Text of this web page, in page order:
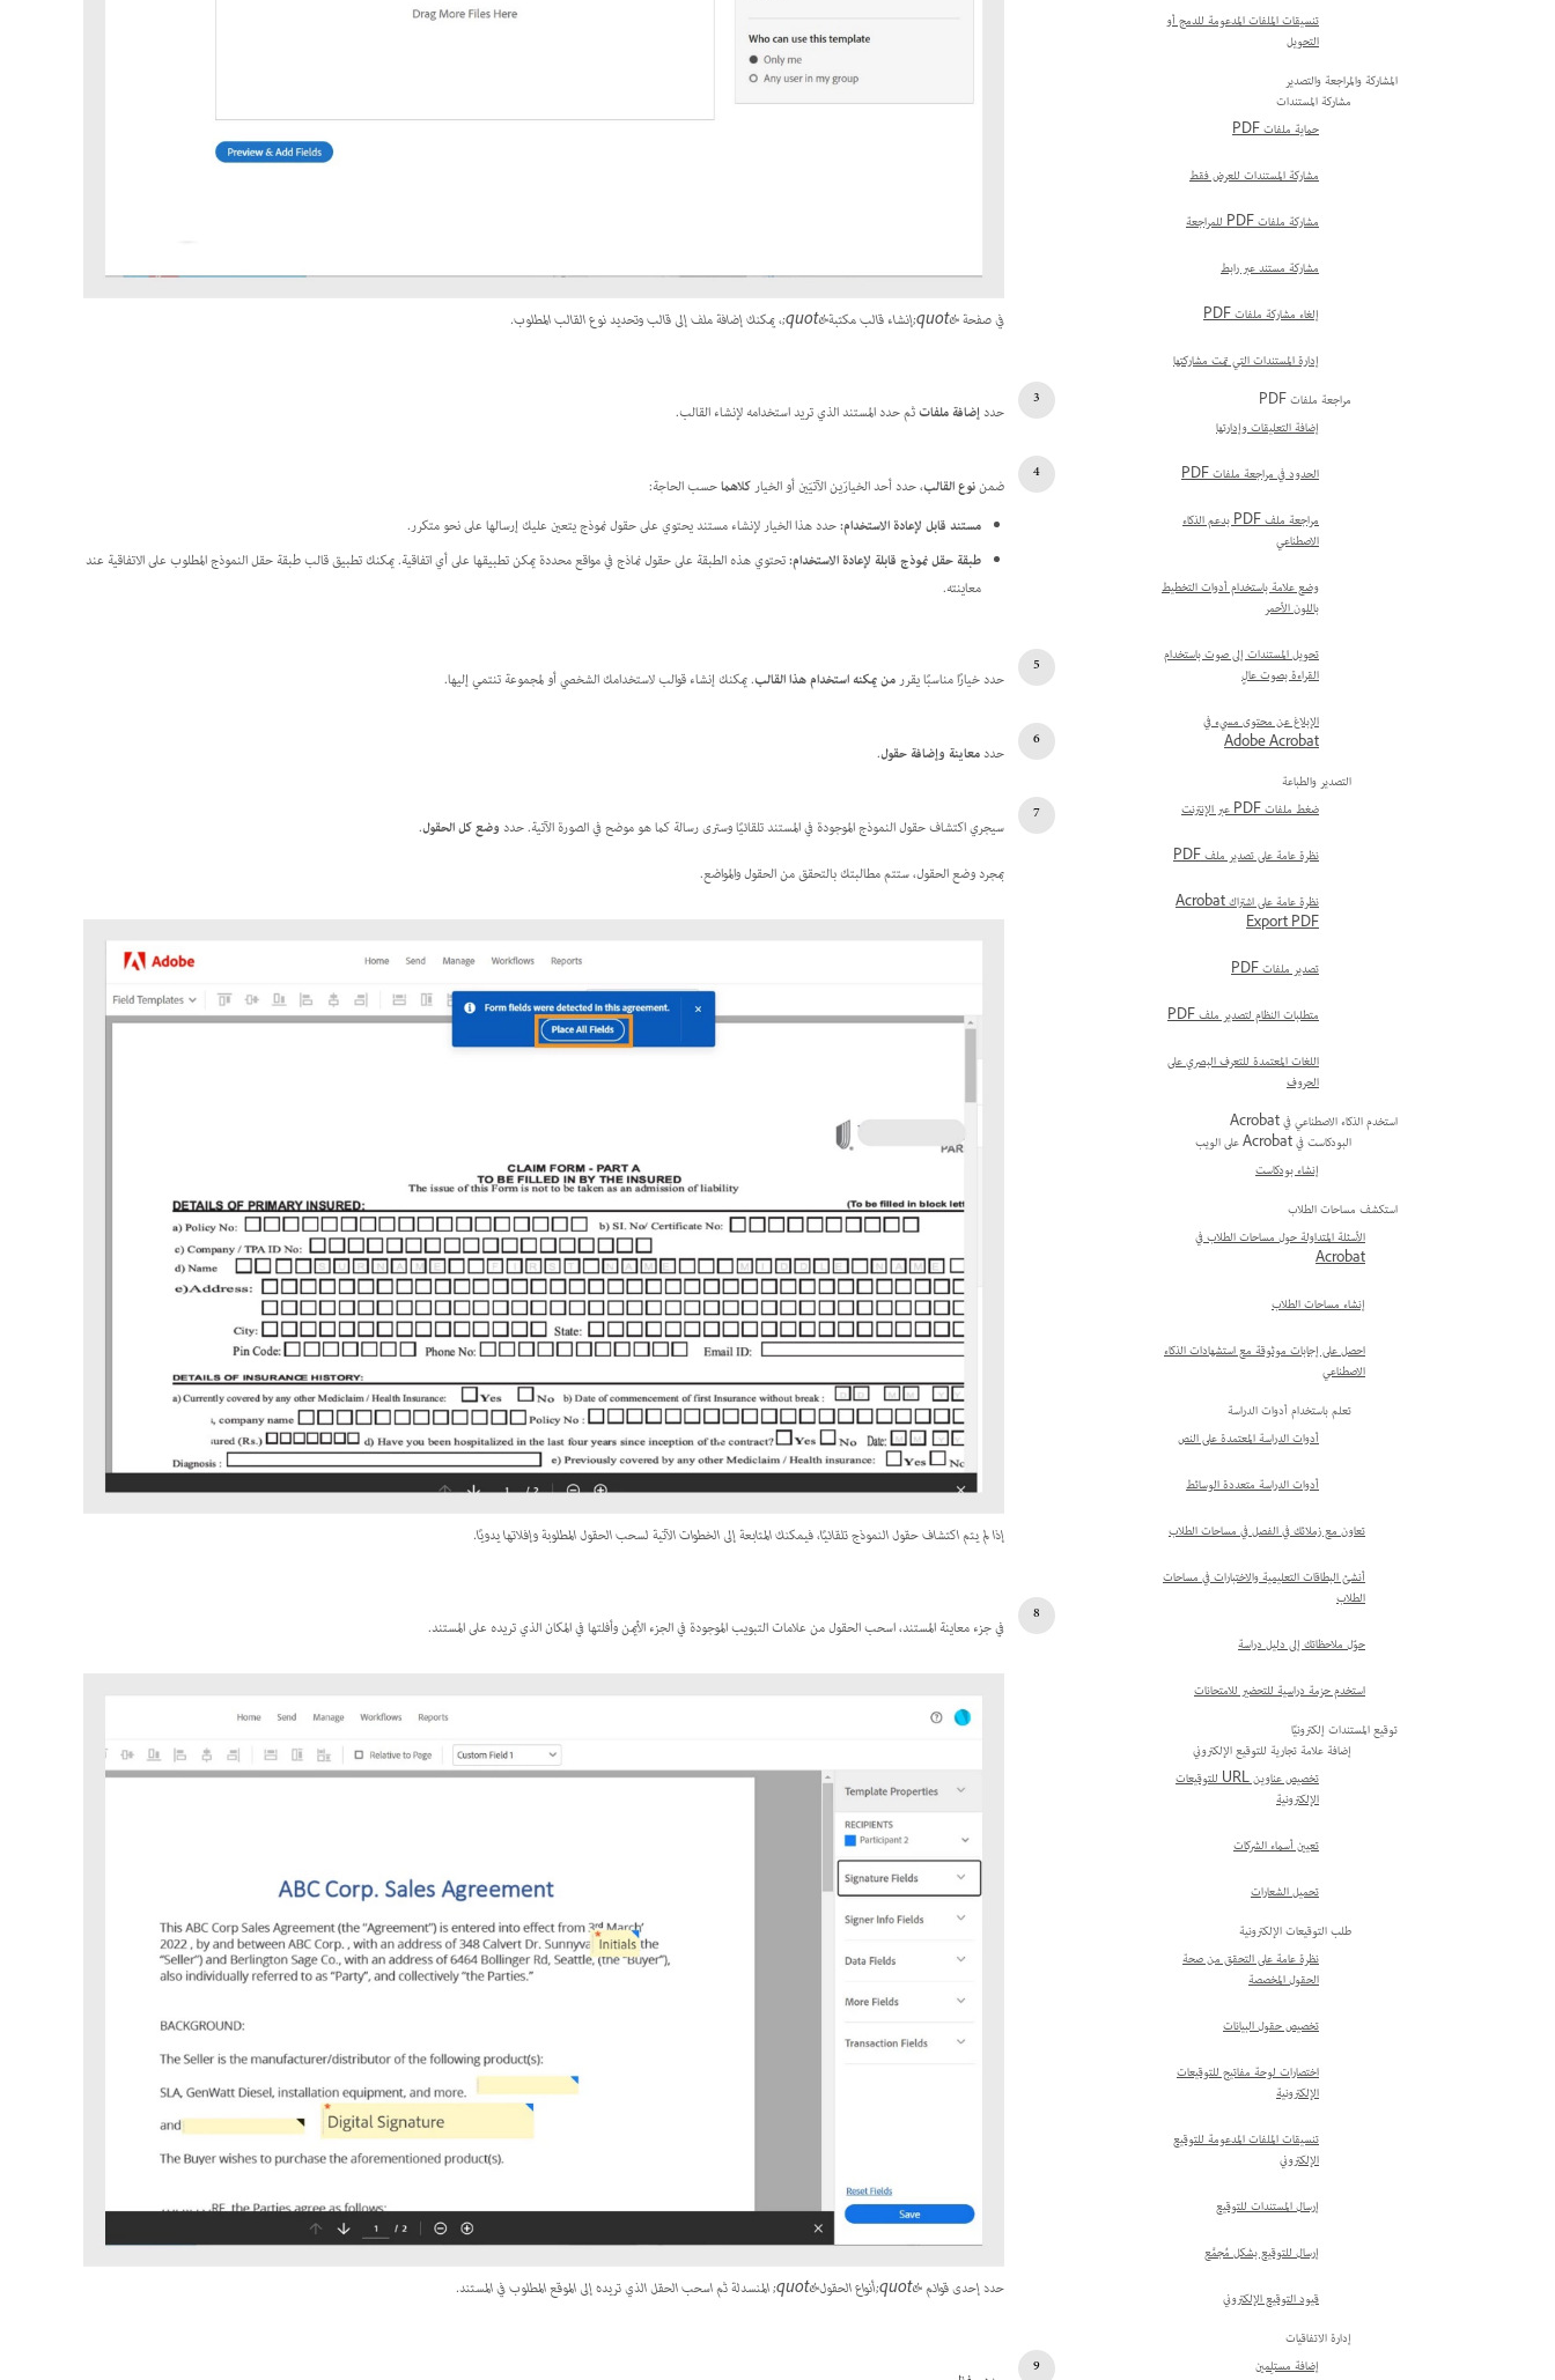
تنسيقات الملفات المدعومة للدمج أو
التحويل
المشاركة والمراجعة والتصدير
مشاركة المستندات
حماية ملفات PDF
مشاركة المستندات للعرض فقط
مشاركة ملفات PDF للمراجعة
مشاركة مستند عبر رابط
إلغاء مشاركة ملفات PDF
إدارة المستندات التي تمت مشاركتها
مراجعة ملفات PDF
إضافة التعليقات وإدارتها
الحدود في مراجعة ملفات PDF
مراجعة ملف PDF بدعم الذكاء
الاصطناعي
وضع علامة باستخدام أدوات التخطيط
باللون الأحمر
تحويل المستندات إلى صوت باستخدام
القراءة بصوت عالٍ
الإبلاغ عن محتوى مسيء في
Adobe Acrobat
التصدير والطباعة
ضغط ملفات PDF عبر الإنترنت
نظرة عامة على تصدير ملف PDF
نظرة عامة على اشتراك Acrobat
Export PDF
تصدير ملفات PDF
متطلبات النظام لتصدير ملف PDF
اللغات المعتمدة للتعرف البصري على
الحروف
استخدم الذكاء الاصطناعي في Acrobat
البودكاست في Acrobat على الويب
إنشاء بودكاست
استكشف مساحات الطلاب
الأسئلة المتداولة حول مساحات الطلاب في
Acrobat
إنشاء مساحات الطلاب
احصل على إجابات موثوقة مع استشهادات الذكاء
الاصطناعي
تعلم باستخدام أدوات الدراسة
أدوات الدراسة المعتمدة على النص
أدوات الدراسة متعددة الوسائط
تعاون مع زملائك في الفصل في مساحات الطلاب
أنشئ البطاقات التعليمية والاختبارات في مساحات
الطلاب
حوّل ملاحظاتك إلى دليل دراسة
استخدم حزمة دراسية للتحضير للامتحانات
توقيع المستندات إلكترونيًا
إضافة علامة تجارية للتوقيع الإلكتروني
تخصيص عناوين URL للتوقيعات
الإلكترونية
تعيين أسماء الشركات
تحميل الشعارات
طلب التوقيعات الإلكترونية
نظرة عامة على التحقق من صحة
الحقول المخصصة
تخصيص حقول البيانات
اختصارات لوحة مفاتيح للتوقيعات
الإلكترونية
تنسيقات الملفات المدعومة للتوقيع
الإلكتروني
إرسال المستندات للتوقيع
إرسال للتوقيع بشكل مُجمَّع
قيود التوقيع الإلكتروني
إدارة الاتفاقيات
إضافة مستلِمين
في صفحة &quot;إنشاء قالب مكتبة&quot;، يمكنك إضافة ملف إلى قالب وتحديد نوع القالب المطلوب.
حددإضافة ملفاتثم حدد المستند الذي تريد استخدامه لإنشاء القالب.
ضمننوع القالب، حدد أحد الخيارَين الآتيَين أو الخياركلاهماحسب الحاجة:
مستند قابل لإعادة الاستخدام:حدد هذا الخيار لإنشاء مستند يحتوي على حقول نموذج يتعين عليك إرسالها على نحو متكرر.
طبقة حقل نموذج قابلة لإعادة الاستخدام:تحتوي هذه الطبقة على حقول نماذج في مواقع محددة يمكن تطبيقها على أي اتفاقية. يمكنك تطبيق قالب طبقة حقل النموذج المطلوب على الاتفاقية عند
معاينته.
حدد خيارًا مناسبًا يقررمن يمكنه استخدام هذا القالب. يمكنك إنشاء قوالب لاستخدامك الشخصي أو لمجموعة تنتمي إليها.
حددمعاينة وإضافة حقول.
سيجري اكتشاف حقول النموذج الموجودة في المستند تلقائيًا وسترى رسالة كما هو موضح في الصورة الآتية. حددوضع كل الحقول.
بمجرد وضع الحقول، ستتم مطالبتك بالتحقق من الحقول والمواضع.
إذا لم يتم اكتشاف حقول النموذج تلقائيًا، فيمكنك المتابعة إلى الخطوات الآتية لسحب الحقول المطلوبة وإفلاتها يدويًا.
في جزء معاينة المستند، اسحب الحقول من علامات التبويب الموجودة في الجزء الأيمن وأفلتها في المكان الذي تريده على المستند.
حدد إحدى قوائم &quot;أنواع الحقول&quot; المنسدلة ثم اسحب الحقل الذي تريده إلى الموقع المطلوب في المستند.